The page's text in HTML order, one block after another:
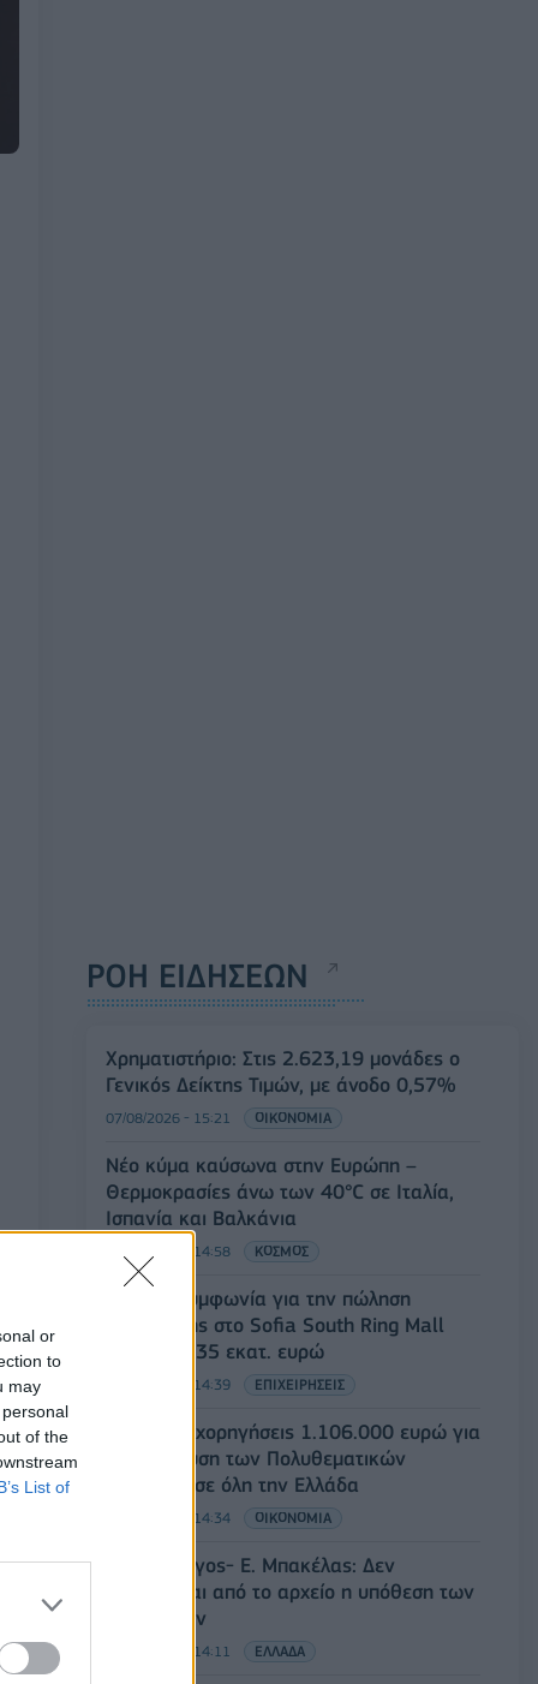
or
to
may
of the
List of
ΡΟΗ ΕΙΔΗΣΕΩΝ
Χρηματιστήριο: Στις 2.623,19 μονάδες ο
Γενικός Δείκτης Τιμών, με άνοδο 0,57%
07/08/2026 - 15:21 ΟΙΚΟΝΟΜΙΑ
Νέο κύμα καύσωνα στην Ευρώπη –
Θερμοκρασίες άνω των 40°C σε Ιταλία,
Ισπανία και Βαλκάνια
07/08/2026 - 14:58 ΚΟΣΜΟΣ
Fourlis: Συμφωνία για την πώληση
συμμετοχής στο Sofia South Ring Mall
έναντι 49,35 εκατ. ευρώ
07/08/2026 - 14:39 ΕΠΙΧΕΙΡΗΣΕΙΣ
ΥΠΠΟ: Επιχορηγήσεις 1.106.000 ευρώ για
την ενίσχυση των Πολυθεματικών
Φεστιβάλ σε όλη την Ελλάδα
07/08/2026 - 14:34 ΟΙΚΟΝΟΜΙΑ
Άρειος Πάγος- Ε. Μπακέλας: Δεν
ανασύρεται από το αρχείο η υπόθεση των
υποκλοπών
07/08/2026 - 14:11 ΕΛΛΑΔΑ